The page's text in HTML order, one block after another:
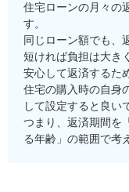
住宅ローンの月々の
す。
同じローン額でも、
短ければ負担は大き
安心して返済するた
住宅の購入時の自身
して設定すると良い
つまり、返済期間を
る年齢」の範囲で考